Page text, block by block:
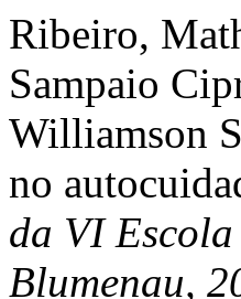
Ribeiro,
Sampaio
Williamson
no
da VI
Blumenau,